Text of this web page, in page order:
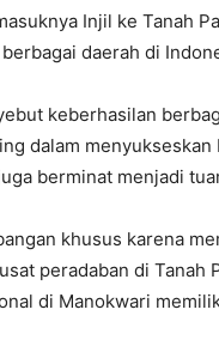
Injil ke Tanah
daerah di
keberhasilan
dalam menyukseskan
berminat menjadi
khusus karena
peradaban di
di Manokwari